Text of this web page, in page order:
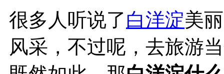
很多人听说了 白洋淀美
风采，不过呢，去旅游